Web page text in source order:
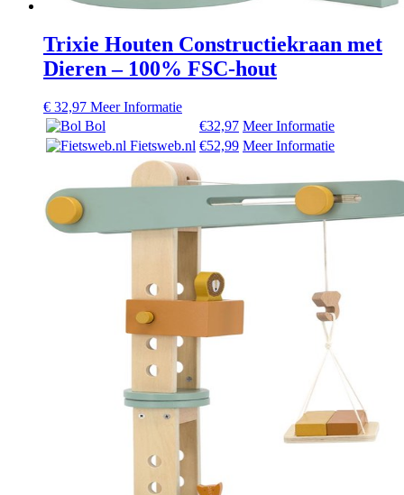
Trixie Houten Constructiekraan met
Dieren – 100% FSC-hout
€ 32,97 Meer Informatie
Bol
€32,97 Meer Informatie
Fietsweb.nl €52,99 Meer Informatie